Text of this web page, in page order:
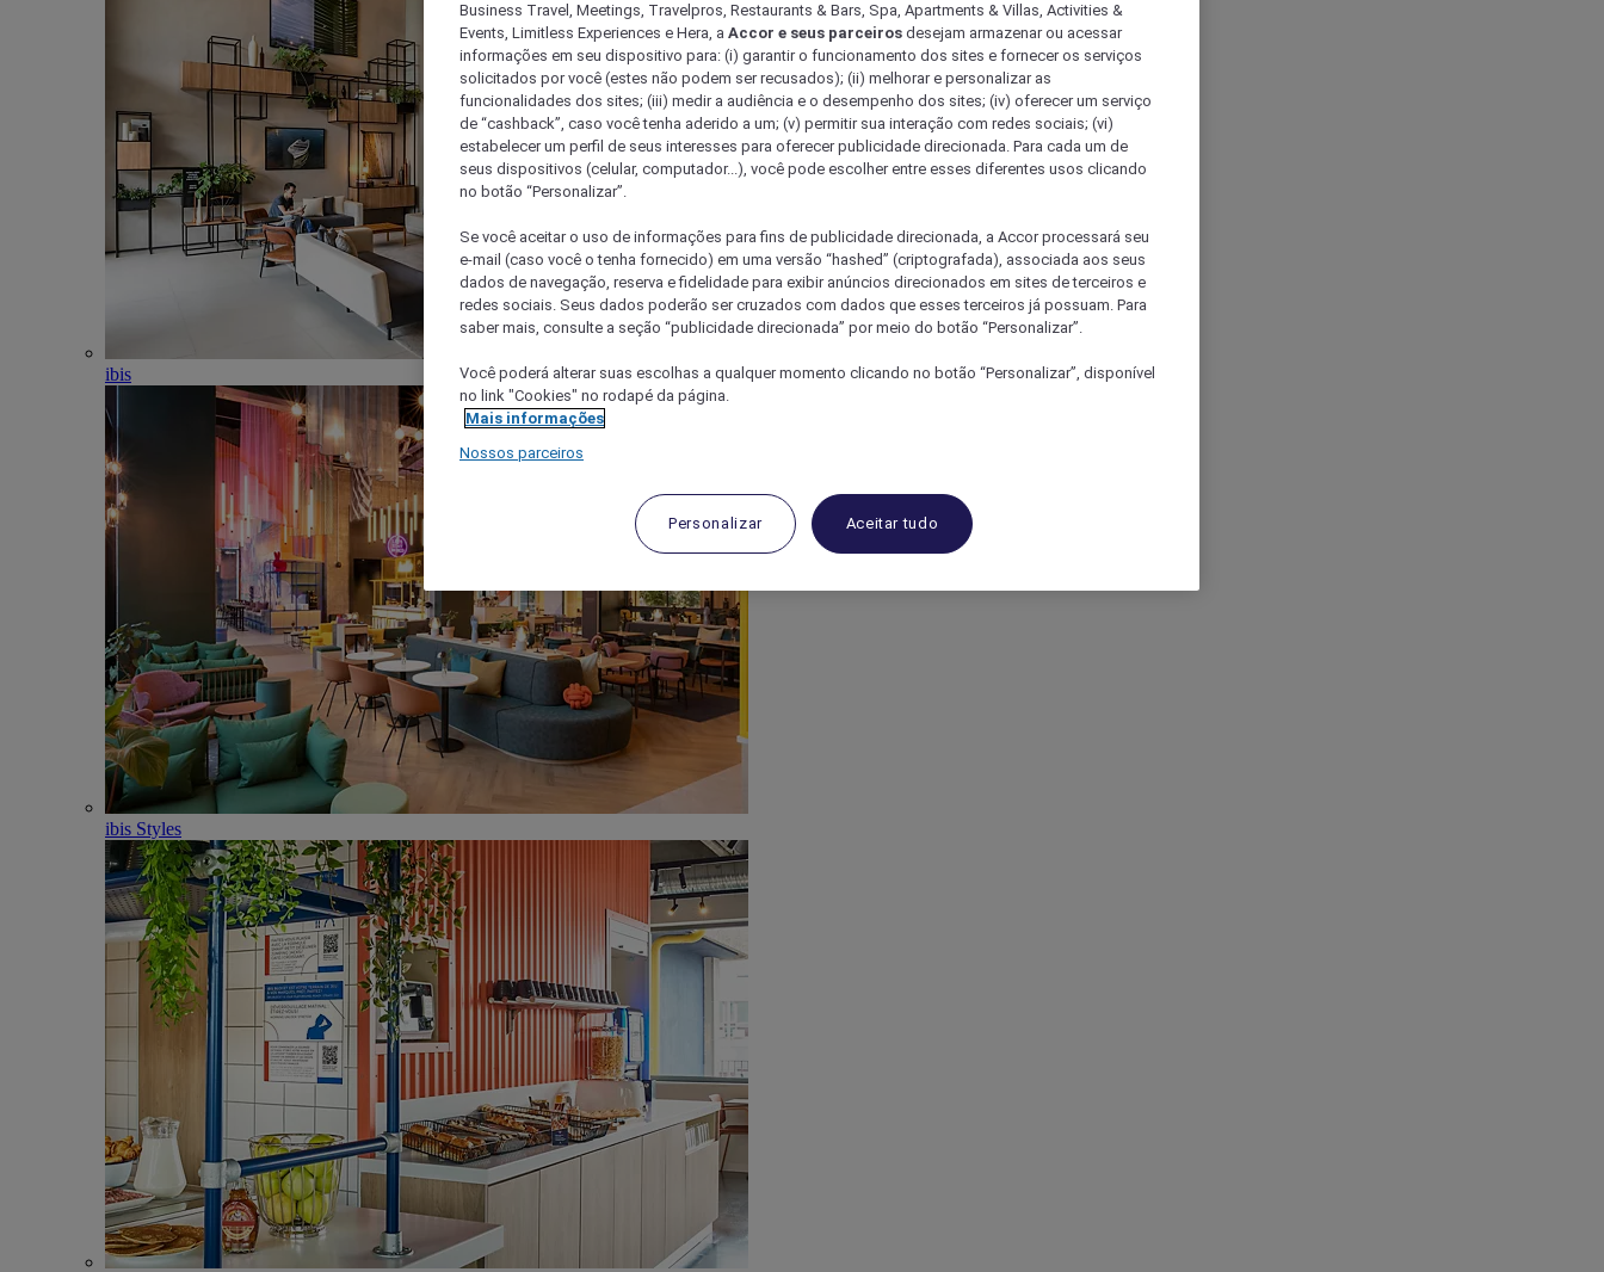
ibis
ibis Styles
Business Travel, Meetings, Travelpros, Restaurants & Bars, Spa, Apartments & Villas, Activities &
Events, Limitless Experiences e Hera, a Accor e seus parceiros desejam armazenar ou acessar
informações em seu dispositivo para: (i) garantir o funcionamento dos sites e fornecer os serviços
solicitados por você (estes não podem ser recusados); (ii) melhorar e personalizar as
funcionalidades dos sites; (iii) medir a audiência e o desempenho dos sites; (iv) oferecer um serviço
de “cashback”, caso você tenha aderido a um; (v) permitir sua interação com redes sociais; (vi)
estabelecer um perfil de seus interesses para oferecer publicidade direcionada. Para cada um de
seus dispositivos (celular, computador...), você pode escolher entre esses diferentes usos clicando
no botão “Personalizar”.
Se você aceitar o uso de informações para fins de publicidade direcionada, a Accor processará seu
e-mail (caso você o tenha fornecido) em uma versão “hashed” (criptografada), associada aos seus
dados de navegação, reserva e fidelidade para exibir anúncios direcionados em sites de terceiros e
redes sociais. Seus dados poderão ser cruzados com dados que esses terceiros já possuam. Para
saber mais, consulte a seção “publicidade direcionada” por meio do botão “Personalizar”.
Você poderá alterar suas escolhas a qualquer momento clicando no botão “Personalizar”, disponível
no link "Cookies" no rodapé da página.
Mais informações
Nossos parceiros
Personalizar Aceitar tudo